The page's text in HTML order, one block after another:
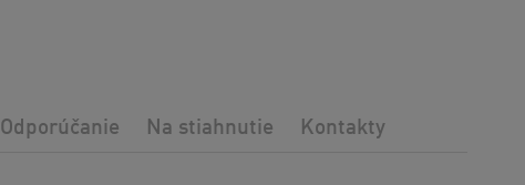
Odporúčanie Na stiahnutie Kontakty